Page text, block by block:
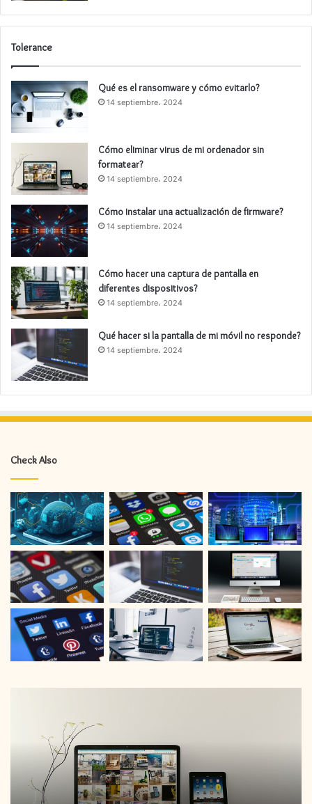
Tolerance
Qué es el ransomware y cómo evitarlo?
14 septiembre، 2024
Cómo eliminar virus de mi ordenador sin
formatear?
14 septiembre، 2024
Cómo instalar una actualización de firmware?
14 septiembre، 2024
Cómo hacer una captura de pantalla en
diferentes dispositivos?
14 septiembre، 2024
Qué hacer si la pantalla de mi móvil no responde?
14 septiembre، 2024
Check Also
ordenador
formatear?